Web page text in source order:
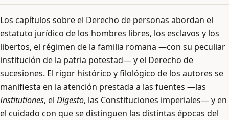
Los capítulos sobre el Derecho de personas abordan el
estatuto jurídico de los hombres libres, los esclavos y los
libertos, el régimen de la familia romana —con su peculiar
institución de la patria potestad— y el Derecho de
sucesiones. El rigor histórico y filológico de los autores se
manifiesta en la atención prestada a las fuentes —las
Institutiones, el Digesto, las Constituciones imperiales— y en
el cuidado con que se distinguen las distintas épocas del